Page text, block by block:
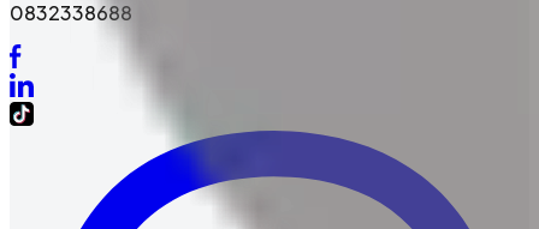
0832338688